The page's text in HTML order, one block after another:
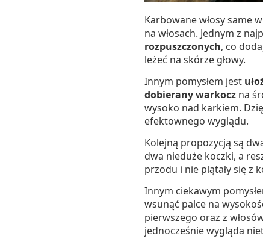
Karbowane włosy same
na włosach. Jednym z
rozpuszczonych, co
leżeć na skórze głowy.
Innym pomysłem jest
dobierany warkocz na
wysoko nad karkiem.
efektownego wyglądu.
Kolejną propozycją są
dwa nieduże koczki, a
przodu i nie plątały się z
Innym ciekawym
wsunąć palce na
pierwszego oraz z
jednocześnie wygląda